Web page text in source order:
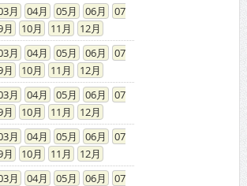
04 05 06
07
10 11
12
04 05 06
07
10 11
12
04 05 06
07
10 11
12
04 05 06
07
10 11
12
04 05 06
07